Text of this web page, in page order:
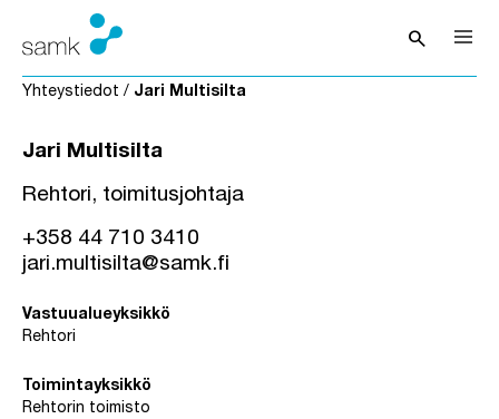
Siirry sisältöön
searchAvaa haku
Yhteystiedot / Jari Multisilta
Jari Multisilta
Rehtori, toimitusjohtaja
+358 44 710 3410
jari.multisilta@samk.fi
Vastuualueyksikkö
Rehtori
Toimintayksikkö
Rehtorin toimisto